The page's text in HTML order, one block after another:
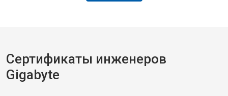
Сертификаты инженеров
Gigabyte